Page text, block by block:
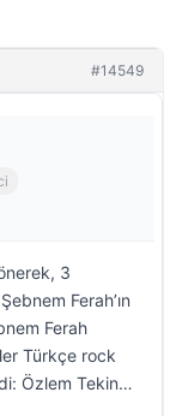
#14549
3
Ferah’ın
Ferah
Türkçe rock
Özlem Tekin…